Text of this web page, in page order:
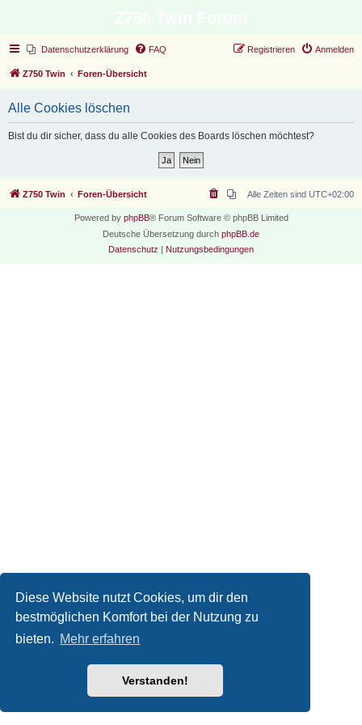
Diese Website nutzt Cookies, um dir den
bestmöglichen Komfort bei der Nutzung zu
bieten. Mehr erfahren
Verstanden!
Datenschutzerklärung FAQ Anmelden
Registrieren
Z750 Twin Foren-Übersicht
Alle Cookies löschen
Bist du dir sicher, dass du alle Cookies des Boards löschen möchtest?
Z750 Twin Foren-Übersicht Alle Zeiten sind UTC+02:00
Powered by phpBB® Forum Software © phpBB Limited
Deutsche Übersetzung durch phpBB.de
Datenschutz | Nutzungsbedingungen